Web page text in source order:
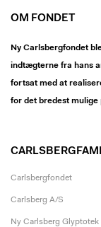
OM FONDET
Ny Carlsbergfondet
indtægterne fra hans
fortsat med at
for det bredest mulige
Carlsbergfondet
Carlsberg A/S
Ny Carlsberg Glyptotek